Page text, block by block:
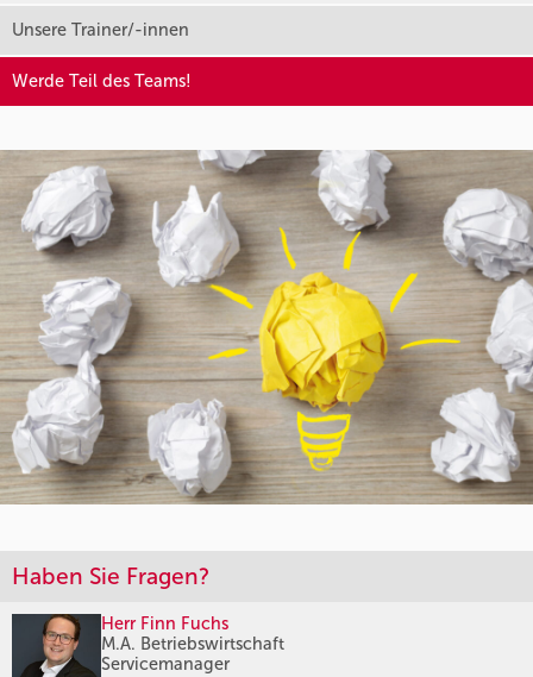
Unsere Trainer/-innen
Werde Teil des Teams!
Haben Sie Fragen?
Herr Finn Fuchs
M.A. Betriebswirtschaft
Servicemanager